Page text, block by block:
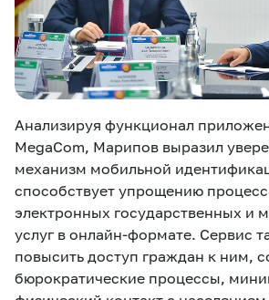
Анализируя функционал
MegaCom, Марипов выразил
механизм мобильной
способствует упрощению
электронных государственных и
услуг в онлайн-формате. Сервис
повысить доступ граждан к ним,
бюрократические процессы,